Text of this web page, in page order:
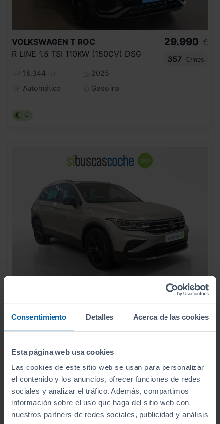
Consentimiento Detalles Acerca de las cookies
Esta página web usa cookies
Las cookies de este sitio web se usan para personalizar
el contenido y los anuncios, ofrecer funciones de redes
sociales y analizar el tráfico. Además, compartimos
información sobre el uso que haga del sitio web con
nuestros partners de redes sociales, publicidad y análisis
VOLKSWAGEN T ROC
R LINE 1.5 TSI 110KW (150CV) DSG
18.344 km
2025
Automático
Gasolina
29.990 €
357
€/mes
C
VOLKSWAGEN TIGUAN
URBAN SPORT 2.0 TDI 110KW (150CV)
Manual
Diésel
27.490 €
C